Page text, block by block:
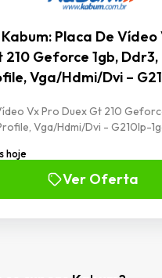
Placa De Vídeo
210 Geforce 1gb, Ddr3,
Vga/Hdmi/Dvi –
Vx Pro Duex Gt 210
Vga/Hdmi/Dvi - G210lp-
hoje
Ver Oferta